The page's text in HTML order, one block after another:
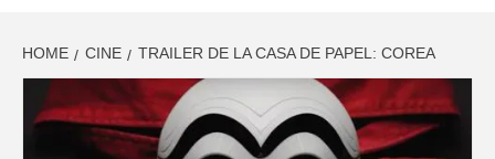
HOME CINE TRAILER DE LA CASA DE PAPEL: COREA